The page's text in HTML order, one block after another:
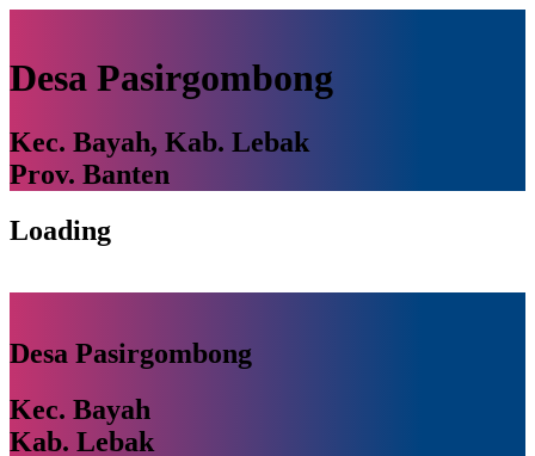
Desa Pasirgombong
Kec. Bayah, Kab. Lebak
Prov. Banten
Loading
Desa Pasirgombong
Kec. Bayah
Kab. Lebak